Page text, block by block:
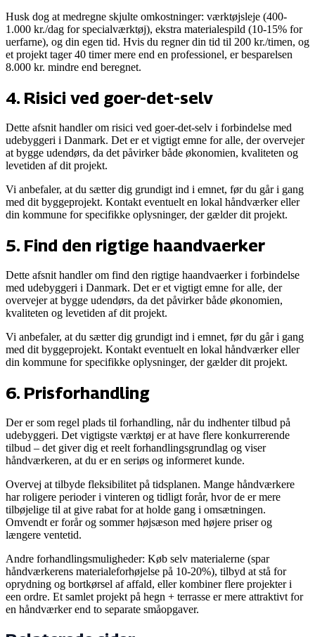
Husk dog at medregne skjulte omkostninger: værktøjsleje (400-
1.000 kr./dag for specialværktøj), ekstra materialespild (10-15% for
uerfarne), og din egen tid. Hvis du regner din tid til 200 kr./timen, og
et projekt tager 40 timer mere end en professionel, er besparelsen
8.000 kr. mindre end beregnet.
4. Risici ved goer-det-selv
Dette afsnit handler om risici ved goer-det-selv i forbindelse med
udebyggeri i Danmark. Det er et vigtigt emne for alle, der overvejer
at bygge udendørs, da det påvirker både økonomien, kvaliteten og
levetiden af dit projekt.
Vi anbefaler, at du sætter dig grundigt ind i emnet, før du går i gang
med dit byggeprojekt. Kontakt eventuelt en lokal håndværker eller
din kommune for specifikke oplysninger, der gælder dit projekt.
5. Find den rigtige haandvaerker
Dette afsnit handler om find den rigtige haandvaerkeri forbindelse
med udebyggeri i Danmark. Det er et vigtigt emne for alle, der
overvejer at bygge udendørs, da det påvirker både økonomien,
kvaliteten og levetiden af dit projekt.
Vi anbefaler, at du sætter dig grundigt ind i emnet, før du går i gang
med dit byggeprojekt. Kontakt eventuelt en lokal håndværker eller
din kommune for specifikke oplysninger, der gælder dit projekt.
6. Prisforhandling
Der er som regel plads til forhandling, når du indhenter tilbud på
udebyggeri. Det vigtigste værktøj er at have flere konkurrerende
tilbud – det giver dig et reelt forhandlingsgrundlag og viser
håndværkeren, at du er en seriøs og informeret kunde.
Overvej at tilbyde fleksibilitet på tidsplanen. Mange håndværkere
har roligere perioder i vinteren og tidligt forår, hvor de er mere
tilbøjelige til at give rabat for at holde gang i omsætningen.
Omvendt er forår og sommer højsæson med højere priser og
længere ventetid.
Andre forhandlingsmuligheder: Køb selv materialerne (spar
håndværkerens materialeforhøjelse på 10-20%), tilbyd at stå for
oprydning og bortkørsel af affald, eller kombiner flere projekter i
een ordre. Et samlet projekt på hegn + terrasse er mere attraktivt for
en håndværker end to separate småopgaver.